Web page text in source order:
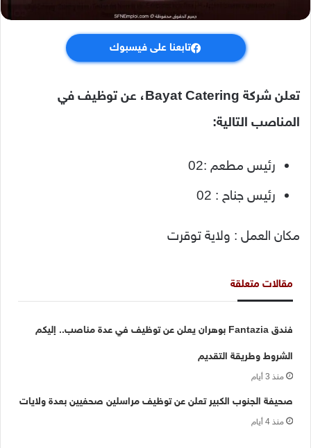
تابعنا على فيسبوك
تعلن شركة Bayat Catering، عن توظيف في
المناصب التالية:
رئيس مطعم :02
رئيس جناح : 02
مكان العمل : ولاية توقرت
مقالات متعلقة
فندق Fantazia بوهران يعلن عن توظيف في عدة مناصب.. إليكم
الشروط وطريقة التقديم
منذ 3 أيام
صحيفة الجنوب الكبير تعلن عن توظيف مراسلين صحفيين بعدة ولايات
منذ 4 أيام